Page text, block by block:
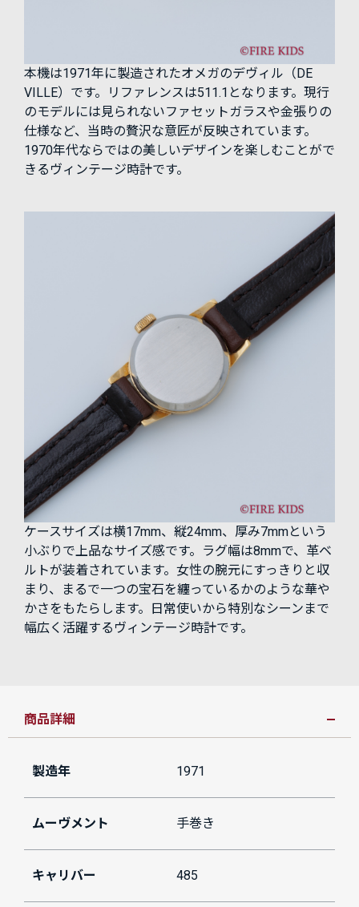
本機は1971年に製造されたオメガのデヴィル（DE
VILLE）です。リファレンスは511.1となります。現行
のモデルには見られないファセットガラスや金張りの
仕様など、当時の贅沢な意匠が反映されています。
1970年代ならではの美しいデザインを楽しむことがで
きるヴィンテージ時計です。
ケースサイズは横17mm、縦24mm、厚み7mmという
小ぶりで上品なサイズ感です。ラグ幅は8mmで、革ベ
ルトが装着されています。女性の腕元にすっきりと収
まり、まるで一つの宝石を纏っているかのような華や
かさをもたらします。日常使いから特別なシーンまで
幅広く活躍するヴィンテージ時計です。
商品詳細
製造年 1971
ムーヴメント 手巻き
キャリバー 485